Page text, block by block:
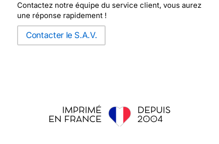
Contactez notre équipe du service client, vous aurez
une réponse rapidement !
Contacter le S.A.V.